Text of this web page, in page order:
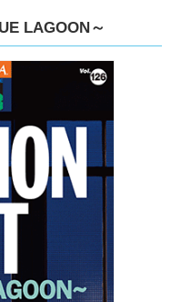
LAGOON～